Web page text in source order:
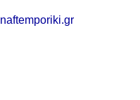
naftemporiki.gr